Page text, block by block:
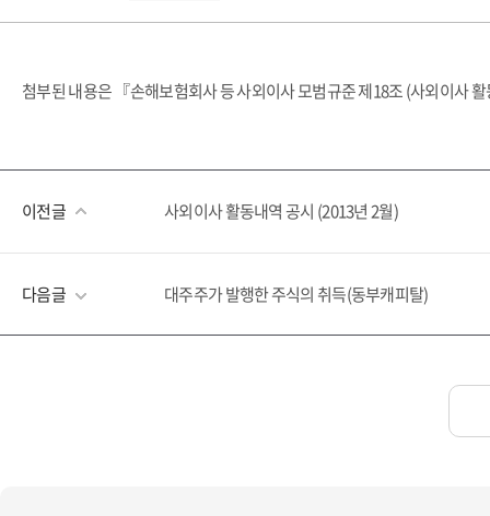
첨부된 내용은 『손해보험회사 등 사외이사 모범규준 제18조 (사외이사
이전글 사외이사 활동내역 공시 (2013년 2월)
다음글 대주주가 발행한 주식의 취득(동부캐피탈)